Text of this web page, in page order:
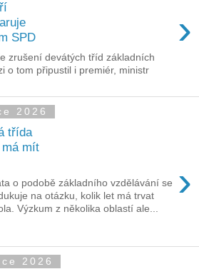
SPD
›
zrušení devátých tříd základních
o tom připustil i premiér, ministr
2026
třída
mít
›
o podobě základního vzdělávání se
na otázku, kolik let má trvat
Výzkum z několika oblastí ale...
2026